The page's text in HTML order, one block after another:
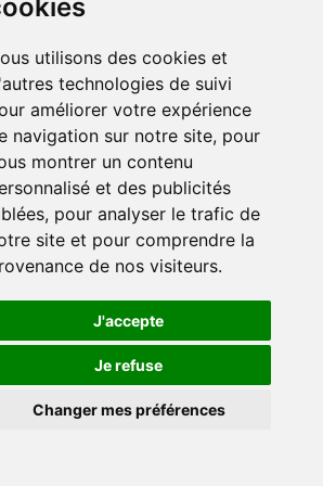
utilisons des cookies et
technologies de suivi
améliorer votre expérience
navigation sur notre site, pour
montrer un contenu
et des publicités
pour analyser le trafic de
site et pour comprendre la
de nos visiteurs.
J'accepte
Je refuse
Changer mes préférences
information)